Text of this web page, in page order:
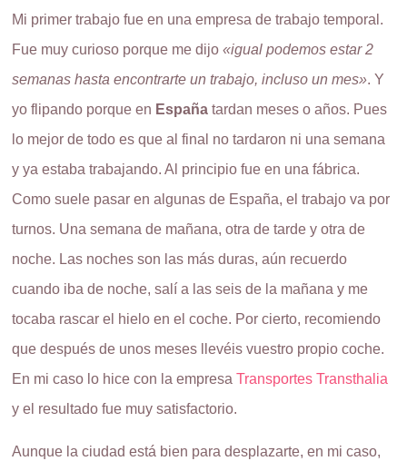
Mi primer trabajo fue en una empresa de trabajo temporal.
Fue muy curioso porque me dijo«igual podemos estar 2
semanas hasta encontrarte un trabajo, incluso un mes». Y
yo flipando porque en España tardan meses o años. Pues
lo mejor de todo es que al final no tardaron ni una semana
y ya estaba trabajando. Al principio fue en una fábrica.
Como suele pasar en algunas de España, el trabajo va por
turnos. Una semana de mañana, otra de tarde y otra de
noche. Las noches son las más duras, aún recuerdo
cuando iba de noche, salí a las seis de la mañana y me
tocaba rascar el hielo en el coche. Por cierto, recomiendo
que después de unos meses llevéis vuestro propio coche.
En mi caso lo hice con la empresaTransportes Transthalia
y el resultado fue muy satisfactorio.
Aunque la ciudad está bien para desplazarte, en mi caso,